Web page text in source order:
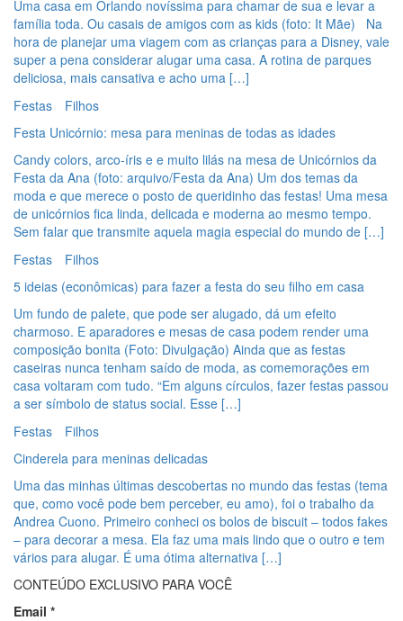
Uma casa em Orlando novíssima para chamar de sua e levar a
família toda. Ou casais de amigos com as kids (foto: It Mãe) Na
hora de planejar uma viagem com as crianças para a Disney, vale
super a pena considerar alugar uma casa. A rotina de parques
deliciosa, mais cansativa e acho uma […]
Festas
Filhos
Festa Unicórnio: mesa para meninas de todas as idades
Candy colors, arco-íris e e muito lilás na mesa de Unicórnios da
Festa da Ana (foto: arquivo/Festa da Ana) Um dos temas da
moda e que merece o posto de queridinho das festas! Uma mesa
de unicórnios fica linda, delicada e moderna ao mesmo tempo.
Sem falar que transmite aquela magia especial do mundo de […]
Festas
Filhos
5 ideias (econômicas) para fazer a festa do seu filho em casa
Um fundo de palete, que pode ser alugado, dá um efeito
charmoso. E aparadores e mesas de casa podem render uma
composição bonita (Foto: Divulgação) Ainda que as festas
caseiras nunca tenham saído de moda, as comemorações em
casa voltaram com tudo. “Em alguns círculos, fazer festas passou
a ser símbolo de status social. Esse […]
Festas
Filhos
Cinderela para meninas delicadas
Uma das minhas últimas descobertas no mundo das festas (tema
que, como você pode bem perceber, eu amo), foi o trabalho da
Andrea Cuono. Primeiro conheci os bolos de biscuit – todos fakes
– para decorar a mesa. Ela faz uma mais lindo que o outro e tem
vários para alugar. É uma ótima alternativa […]
CONTEÚDO EXCLUSIVO PARA VOCÊ
Email *